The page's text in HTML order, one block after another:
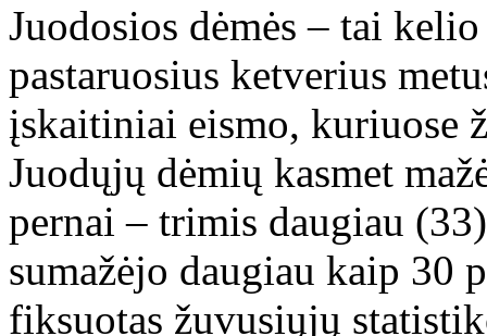
Juodosios dėmės – tai
pastaruosius ketverius
įskaitiniai eismo, kuriuose
Juodųjų dėmių kasmet
pernai – trimis daugiau
sumažėjo daugiau kaip 30
fiksuotas žuvusiųjų